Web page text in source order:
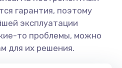
гарантия, поэтому
эксплуатации
то проблемы, можно
для их решения.